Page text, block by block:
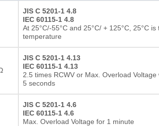
JIS C 5201-1 4.8
IEC 60115-1 4.8
At 25°C/-55°C and 25°C/ + 125°C, 25°C
temperature
JIS C 5201-1 4.13
IEC 60115-1 4.13
2.5 times RCWV or Max. Overload
5 seconds
JIS C 5201-1 4.6
IEC 60115-1 4.6
Max. Overload Voltage for 1 minute